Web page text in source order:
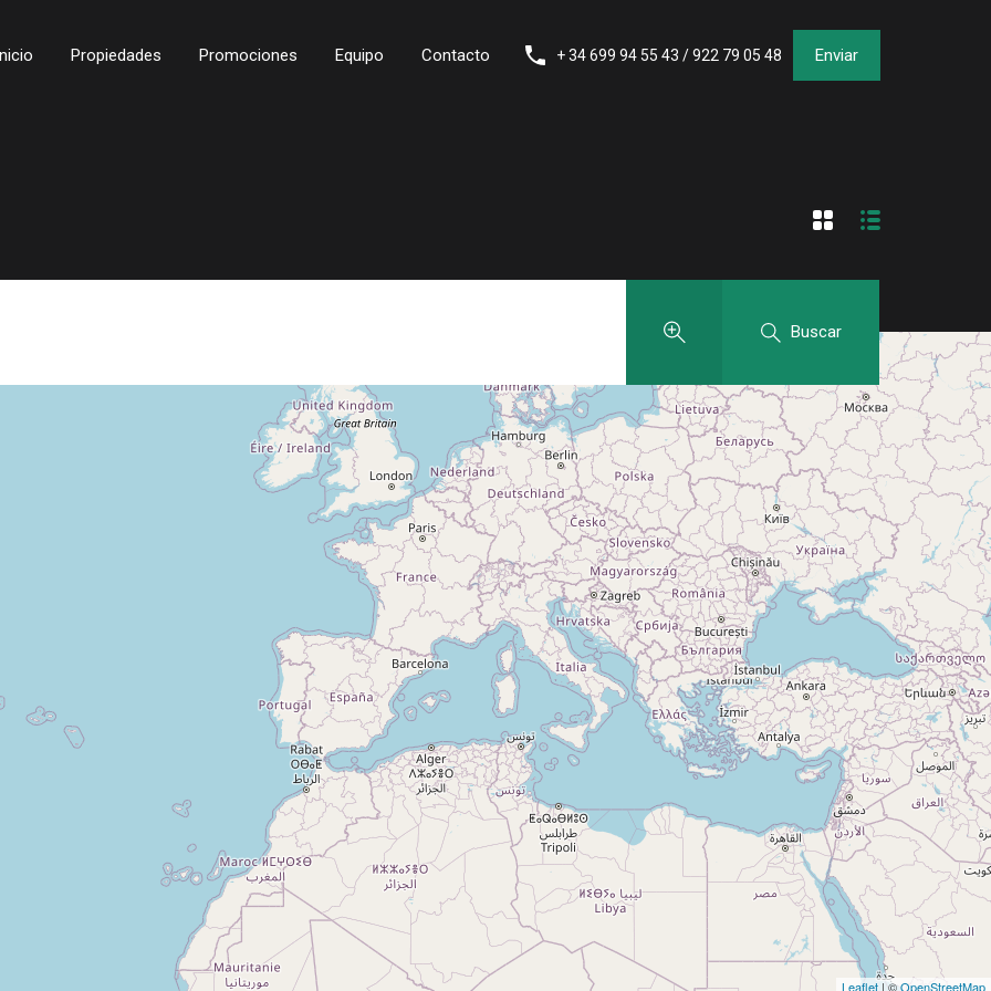
Propiedades Promociones Equipo Contacto + 34 699 94 55 43 / 922 79 05 48 Enviar
Buscar
Leaflet | ©OpenStreetMap